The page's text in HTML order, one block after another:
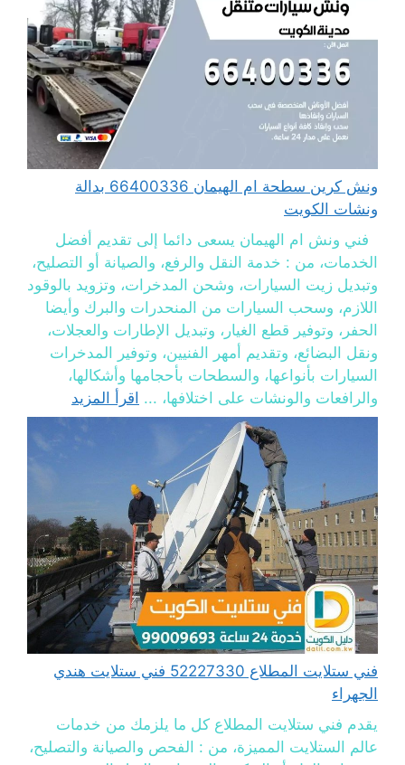
ونش كرين سطحة ام الهيمان 66400336 بدالة
ونشات الكويت
فني ونش ام الهيمان يسعى دائما إلى تقديم أفضل
الخدمات، من : خدمة النقل والرفع، والصيانة أو التصليح،
وتبديل زيت السيارات، وشحن المدخرات، وتزويد بالوقود
اللازم، وسحب السيارات من المنحدرات والبرك وأيضا
الحفر، وتوفير قطع الغيار، وتبديل الإطارات والعجلات،
ونقل البضائع، وتقديم أمهر الفنيين، وتوفير المدخرات
السيارات بأنواعها، والسطحات بأحجامها وأشكالها،
والرافعات والونشات على اختلافها، ... اقرأ المزيد
فني ستلايت المطلاع 52227330 فني ستلايت هندي
الجهراء
يقدم فني ستلايت المطلاع كل ما يلزمك من خدمات
عالم الستلايت المميزة، من : الفحص والصيانة والتصليح،